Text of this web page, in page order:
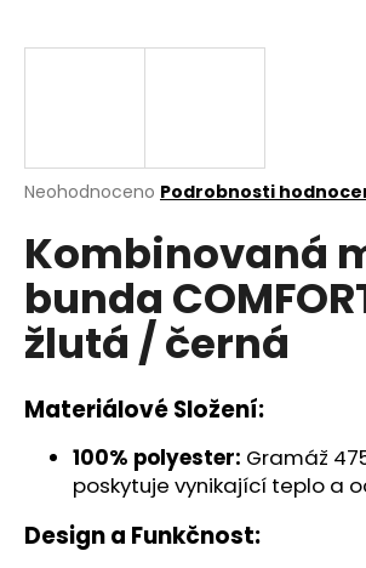
Průměrné
produktu
je
0,0
5
hvězdiček.
Neohodnoceno Podrobnosti
Kombinovaná
bunda
žlutá / černá
Materiálové Složení:
100% polyester: Gramáž
poskytuje vynikající teplo a
Design a Funkčnost:
j
?
HLEDAT
o
u
č